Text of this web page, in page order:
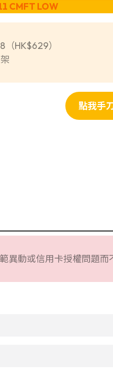
CMFT LOW
HK$629）
點我手
異動或信用卡授權問題而